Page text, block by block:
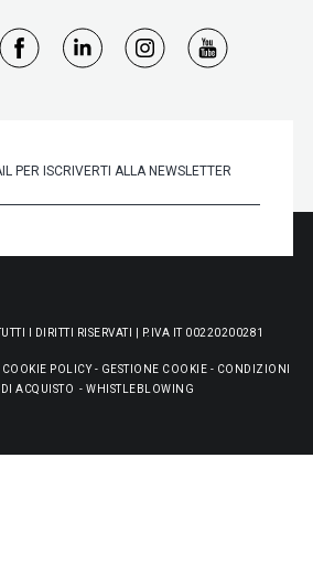
I DIRITTI RISERVATI | P.IVA IT 00220200281
COOKIE POLICY- GESTIONE COOKIE - CONDIZIONI
ACQUISTO - WHISTLEBLOWING